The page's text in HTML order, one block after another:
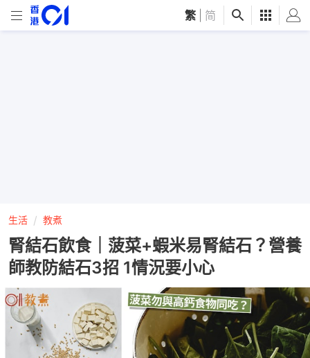
繁 简
生活 教煮
腎結石飲食｜菠菜+蝦米易腎結石？營養
師教防結石3招 1情況要小心